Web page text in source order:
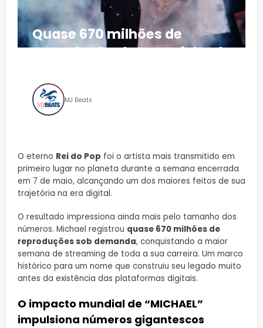
Quase 670 milhões de
reproduções levam Michael
MJ Beats
O eterno Rei do Pop foi o artista mais transmitido em
primeiro lugar no planeta durante a semana encerrada
em 7 de maio, alcançando um dos maiores feitos de sua
trajetória na era digital.
O resultado impressiona ainda mais pelo tamanho dos
números. Michael registrou quase 670 milhões de
reproduções sob demanda, conquistando a maior
semana de streaming de toda a sua carreira. Um marco
histórico para um nome que construiu seu legado muito
antes da existência das plataformas digitais.
O impacto mundial de “MICHAEL”
impulsiona números gigantescos